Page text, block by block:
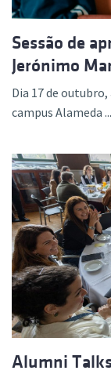
Sessão de
Jerónimo
Dia 17 de
campus Alameda ...
Alumni